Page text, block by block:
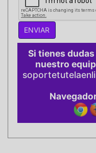
Si tienes
nuestro